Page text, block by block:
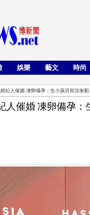
娛樂 藝文 時尚
紀人催婚 凍卵備孕：生小孩目前沒衝動
人催婚 凍卵備孕：